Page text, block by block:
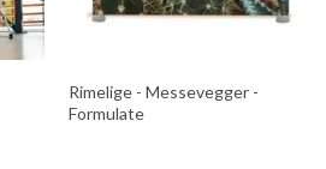
Rimelige - Messevegger -
Formulate